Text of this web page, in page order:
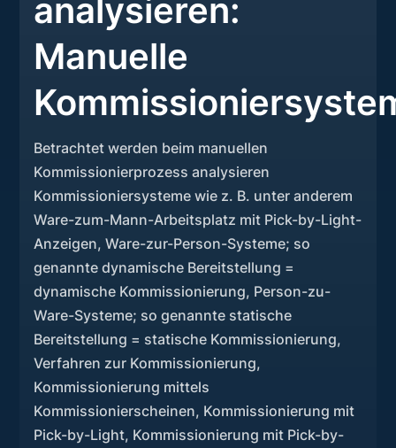
analysieren:
Manuelle
Betrachtet werden beim manuellen
Kommissionierprozess analysieren
Kommissioniersysteme wie z. B. unter anderem
Ware-zum-Mann-Arbeitsplatz mit Pick-by-Light-
Anzeigen, Ware-zur-Person-Systeme; so
genannte dynamische Bereitstellung =
dynamische Kommissionierung, Person-zu-
Ware-Systeme; so genannte statische
Bereitstellung = statische Kommissionierung,
Verfahren zur Kommissionierung,
Kommissionierung mittels
Kommissionierscheinen, Kommissionierung mit
Pick-by-Light, Kommissionierung mit Pick-by-